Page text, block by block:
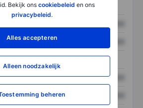
Bekijk ons cookiebeleid en ons
privacybeleid.
Alles accepteren
Alleen noodzakelijk
beheren
XXXXXXX
XXXXXXX XXXXXXX
XXXXXXX